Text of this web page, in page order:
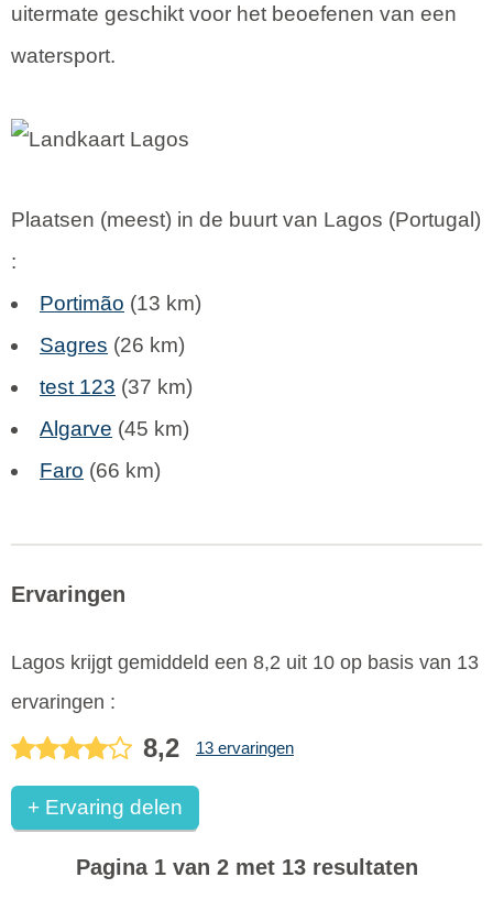
uitermate geschikt voor het beoefenen van een
watersport.
Plaatsen (meest) in de buurt van Lagos (Portugal)
:
Portimão (13 km)
Sagres (26 km)
test 123 (37 km)
Algarve (45 km)
Faro (66 km)
Ervaringen
Lagos krijgt gemiddeld een 8,2 uit 10 op basis van 13
ervaringen :
8,2 13 ervaringen
+ Ervaring delen
Pagina 1 van 2 met 13 resultaten